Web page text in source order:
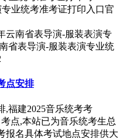
云南省表导演-服装表演专
省表导演-服装表演专业统
点安排
,福建2025音乐统考考
点,本站已为音乐统考生总
报名具体考试地点安排供大